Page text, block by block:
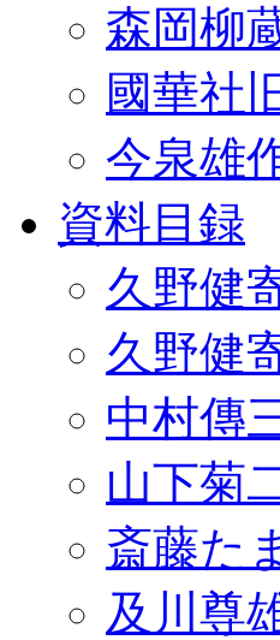
森岡柳
國華社
今泉雄
資料目録
久野健
久野健
中村傳
山下菊
斎藤た
及川尊